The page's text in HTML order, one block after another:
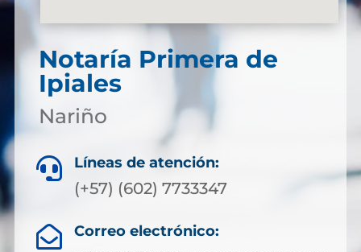
Notaría Primera de
Ipiales
Nariño
 Líneas de atención:
(+57) (602) 7733347
 Correo electrónico: